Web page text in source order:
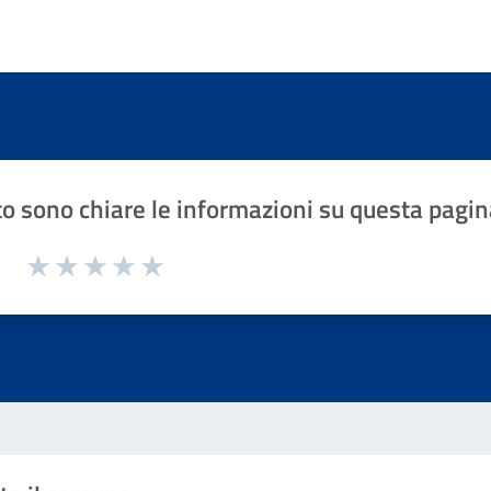
sono chiare le informazioni su questa
1 a 5 stelle la pagina